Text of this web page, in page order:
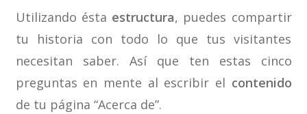
Utilizando ésta estructura, puedes compartir
tu historia con todo lo que tus visitantes
necesitan saber. Así que ten estas cinco
preguntas en mente al escribir el contenido
de tu página “Acerca de”.